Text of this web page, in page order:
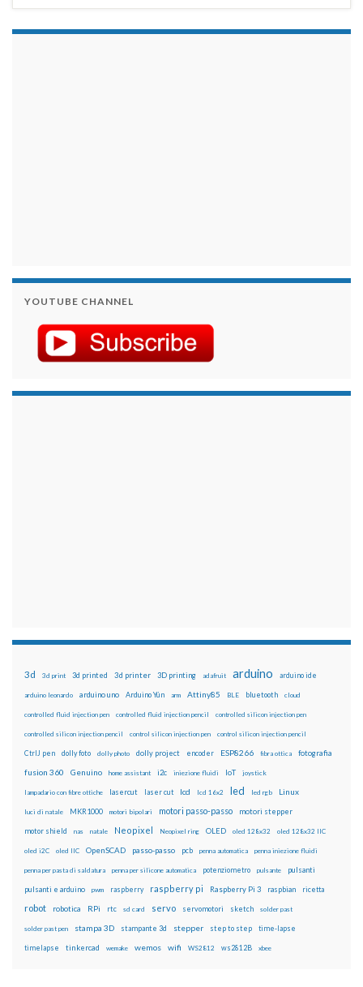
YOUTUBE CHANNEL
3d 3d print 3d printed 3d printer 3D printing adafruit arduino arduino ide
arduino leonardo arduino uno Arduino Yún arm Attiny85 BLE bluetooth cloud
controlled fluid injection pen controlled fluid injection pencil controlled silicon injection pen
controlled silicon injection pencil control silicon injection pen control silicon injection pencil
CtrlJ pen dolly foto dolly photo dolly project encoder ESP8266 fibra ottica fotografia
fusion 360 Genuino home assistant i2c iniezione fluidi IoT joystick
lampadario con fibre ottiche lasercut laser cut lcd lcd 16x2 led led rgb Linux
luci di natale MKR1000 motori bipolari motori passo-passo motori stepper
motor shield nas natale Neopixel Neopixel ring OLED oled 128x32 oled 128x32 IIC
oled i2C oled IIC OpenSCAD passo-passo pcb penna automatica penna iniezione fluidi
penna per pasta di saldatura penna per silicone automatica potenziometro pulsante pulsanti
pulsanti e arduino pwm raspberry raspberry pi Raspberry Pi 3 raspbian ricetta
robot robotica RPi rtc sd card servo servomotori sketch solder past
solder past pen stampa 3D stampante 3d stepper step to step time-lapse
timelapse tinkercad wemake wemos wifi WS2812 ws2812B xbee